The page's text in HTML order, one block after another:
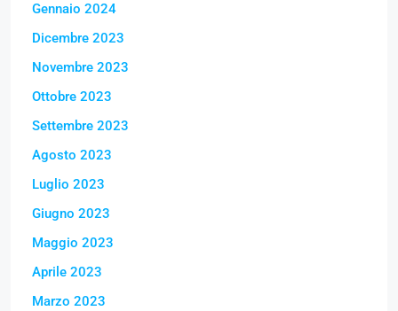
Gennaio 2024
Dicembre 2023
Novembre 2023
Ottobre 2023
Settembre 2023
Agosto 2023
Luglio 2023
Giugno 2023
Maggio 2023
Aprile 2023
Marzo 2023